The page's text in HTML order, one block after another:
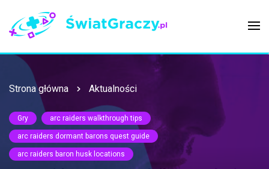
Strona główna Aktualności
Gry arc raiders walkthrough tips
arc raiders dormant barons quest guide
arc raiders baron husk locations